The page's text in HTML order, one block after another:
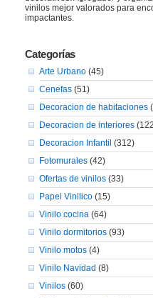
vinilos mejor valorados para
impactantes.
Categorías
Arte Urbano(45)
Cenefas(51)
Decoracion de habitaciones
Decoracion de interiores
Decoracion Infantil (312)
Fotomurales(42)
Ofertas de vinilos(33)
Papel Vinilico(15)
Vinilo cocina(64)
Vinilo dormitorios(93)
Vinilo motos(4)
Vinilo Navidad (8)
Vinilos(60)